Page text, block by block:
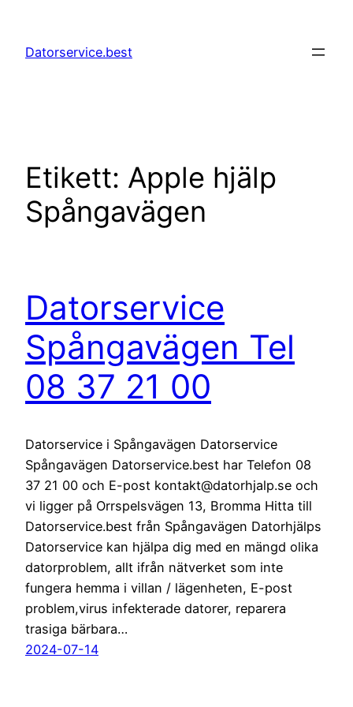
innehåll
Datorservice.best
Etikett: Apple hjälp
Spångavägen
Datorservice
Spångavägen Tel
08 37 21 00
Datorservice i Spångavägen Datorservice
Spångavägen Datorservice.best har Telefon 08
37 21 00 och E-post kontakt@datorhjalp.se och
vi ligger på Orrspelsvägen 13, Bromma Hitta till
Datorservice.best från Spångavägen Datorhjälps
Datorservice kan hjälpa dig med en mängd olika
datorproblem, allt ifrån nätverket som inte
fungera hemma i villan / lägenheten, E-post
problem,virus infekterade datorer, reparera
trasiga bärbara…
2024-07-14